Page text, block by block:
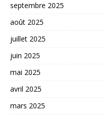
septembre 2025
août 2025
juillet 2025
juin 2025
mai 2025
avril 2025
mars 2025